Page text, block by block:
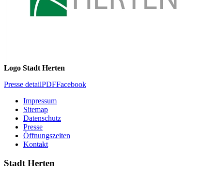
Logo Stadt Herten
Presse detailPDFFacebook
Impressum
Sitemap
Datenschutz
Presse
Öffnungszeiten
Kontakt
Stadt Herten